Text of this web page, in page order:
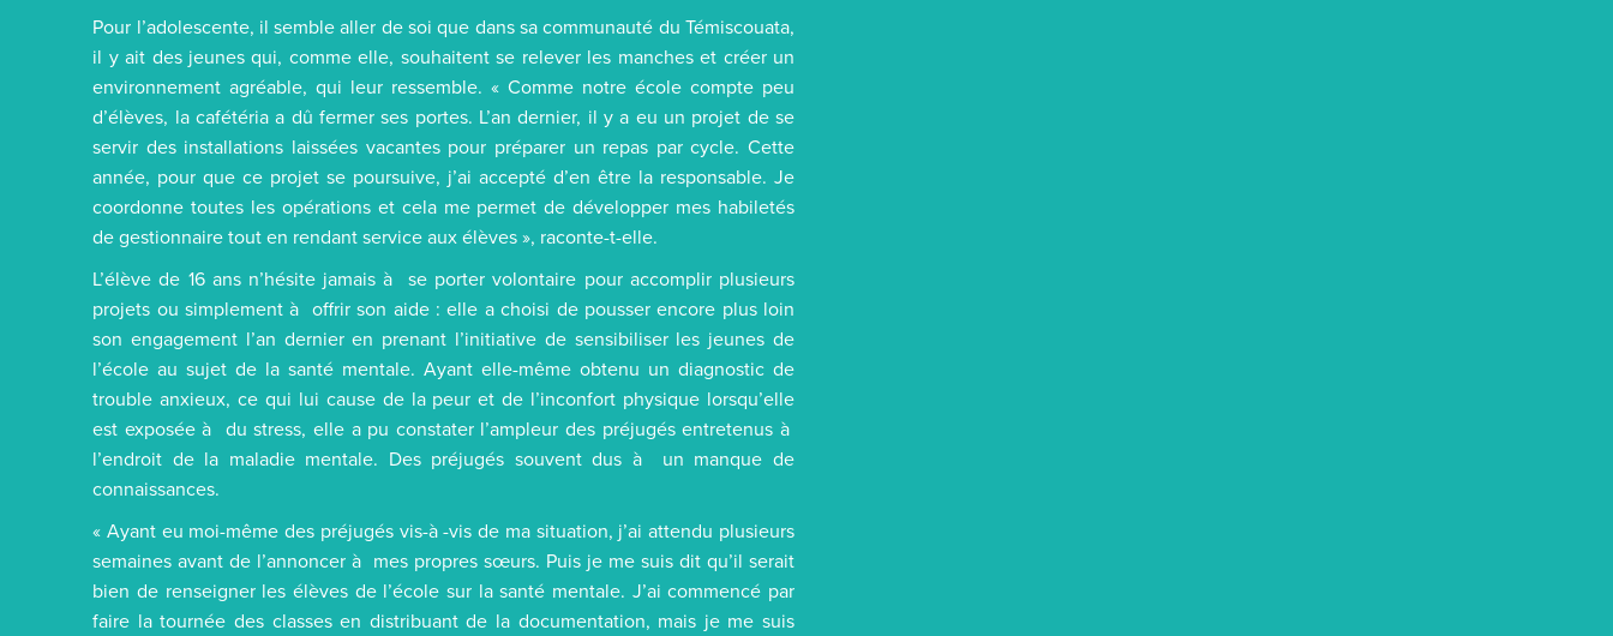
Pour l’adolescente, il semble aller de soi que dans sa communauté du Témiscouata,
il y ait des jeunes qui, comme elle, souhaitent se relever les manches et créer un
environnement agréable, qui leur ressemble. « Comme notre école compte peu
d’élèves, la cafétéria a dû fermer ses portes. L’an dernier, il y a eu un projet de se
servir des installations laissées vacantes pour préparer un repas par cycle. Cette
année, pour que ce projet se poursuive, j’ai accepté d’en être la responsable. Je
coordonne toutes les opérations et cela me permet de développer mes habiletés
de gestionnaire tout en rendant service aux élèves », raconte-t-elle.
L’élève de 16 ans n’hésite jamais à se porter volontaire pour accomplir plusieurs
projets ou simplement à offrir son aide : elle a choisi de pousser encore plus loin
son engagement l’an dernier en prenant l’initiative de sensibiliser les jeunes de
l’école au sujet de la santé mentale. Ayant elle-même obtenu un diagnostic de
trouble anxieux, ce qui lui cause de la peur et de l’inconfort physique lorsqu’elle
est exposée à du stress, elle a pu constater l’ampleur des préjugés entretenus à
l’endroit de la maladie mentale. Des préjugés souvent dus à un manque de
connaissances.
« Ayant eu moi-même des préjugés vis-à -vis de ma situation, j’ai attendu plusieurs
semaines avant de l’annoncer à mes propres sœurs. Puis je me suis dit qu’il serait
bien de renseigner les élèves de l’école sur la santé mentale. J’ai commencé par
faire la tournée des classes en distribuant de la documentation, mais je me suis